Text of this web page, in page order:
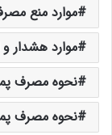
موارد منع
موارد هشدار
نحوه مصرف
نحوه مصرف